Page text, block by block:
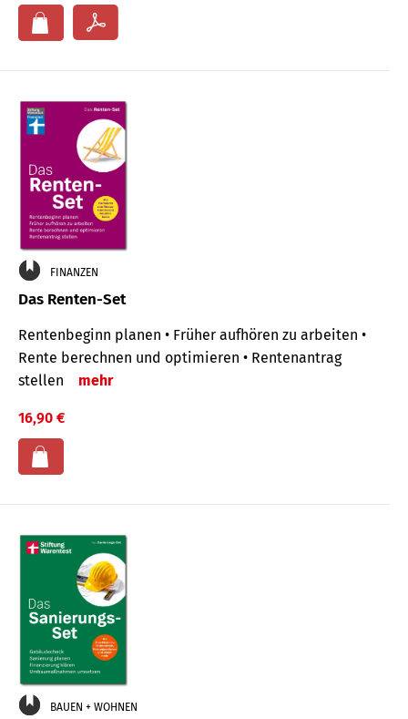
FINANZEN
Das Renten-Set
Rentenbeginn planen • Früher aufhören zu arbeiten •
Rente berechnen und optimieren • Rentenantrag
stellen
mehr
16,90 €
BAUEN + WOHNEN